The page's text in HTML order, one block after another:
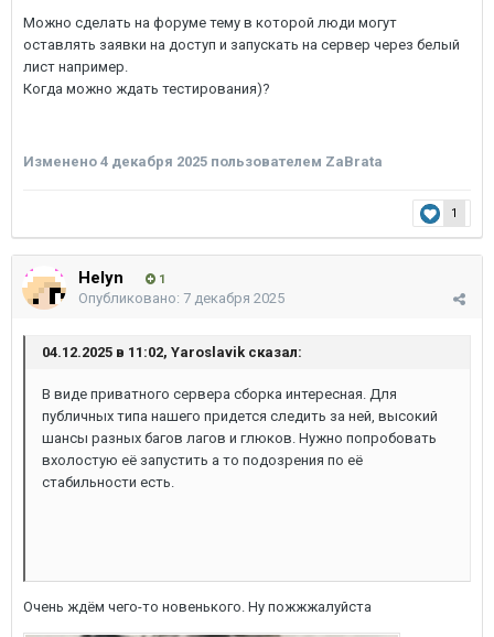
Можно сделать на форуме тему в которой люди могут
оставлять заявки на доступ и запускать на сервер через белый
лист например.
Когда можно ждать тестирования)?
Изменено 4 декабря 2025 пользователем ZaBrata
1
Helyn 1
Опубликовано: 7 декабря 2025
04.12.2025 в 11:02, Yaroslavik сказал:
В виде приватного сервера сборка интересная. Для
публичных типа нашего придется следить за ней, высокий
шансы разных багов лагов и глюков. Нужно попробовать
вхолостую её запустить а то подозрения по её
стабильности есть.
Очень ждём чего-то новенького. Ну пожжжалуйста